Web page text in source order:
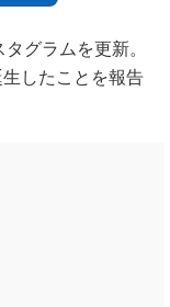
グラムを更新。
したことを報告